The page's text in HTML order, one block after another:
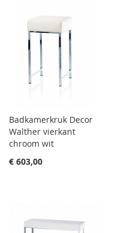
Badkamerkruk Decor
Walther vierkant
chroom wit
€ 603,00